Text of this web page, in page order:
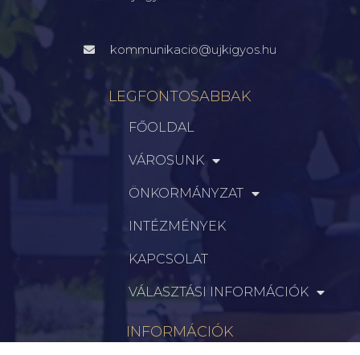
kommunikacio@ujkigyos.hu
LEGFONTOSABBAK
FŐOLDAL
VÁROSUNK
ÖNKORMÁNYZAT
INTÉZMÉNYEK
KAPCSOLAT
VÁLASZTÁSI INFORMÁCIÓK
INFORMÁCIÓK